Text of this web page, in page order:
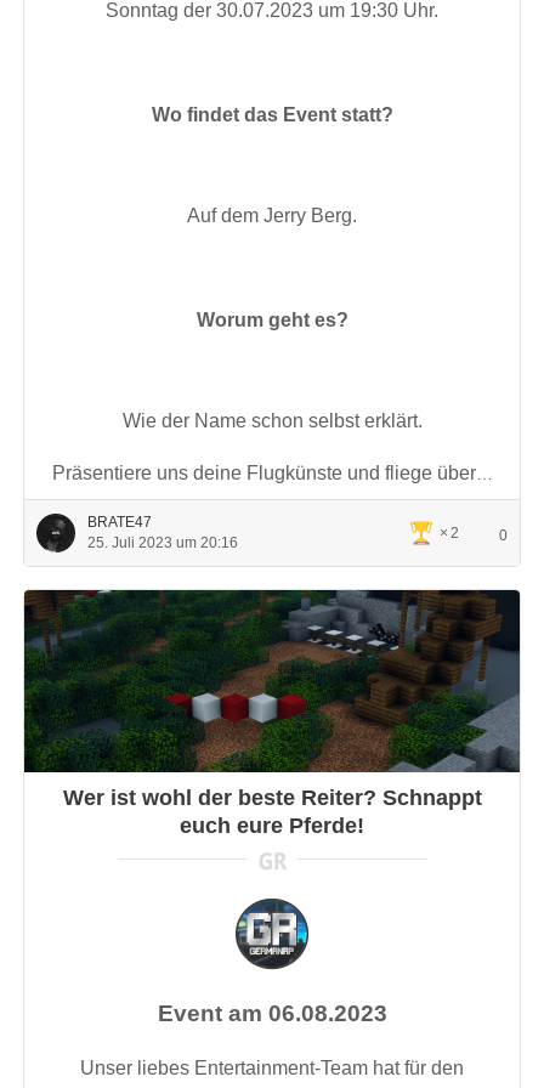
Sonntag der 30.07.2023 um 19:30 Uhr.
Wo findet das Event statt?
Auf dem Jerry Berg.
Worum geht es?
Wie der Name schon selbst erklärt.
Präsentiere uns deine Flugkünste und fliege über…
BRATE47
25. Juli 2023 um 20:16
2 0
Wer ist wohl der beste Reiter? Schnappt
euch eure Pferde!
Event am 06.08.2023
Unser liebes Entertainment-Team hat für den